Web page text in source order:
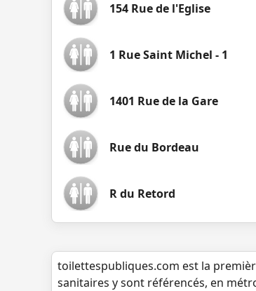
154 Rue de l'Eglise
1 Rue Saint Michel - 1
1401 Rue de la Gare
Rue du Bordeau
R du Retord
toilettespubliques.com est la
sanitaires y sont référencés, en